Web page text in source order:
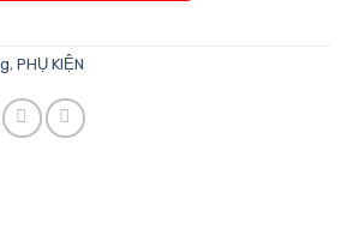
, PHỤ KIỆN